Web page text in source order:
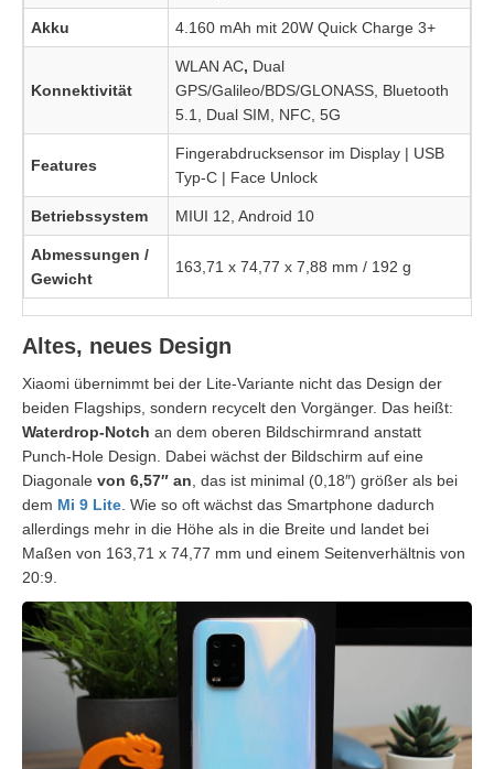
Akku 4.160 mAh mit 20W Quick Charge 3+
Konnektivität
WLAN AC, Dual
GPS/Galileo/BDS/GLONASS, Bluetooth
5.1, Dual SIM, NFC, 5G
Features
Fingerabdrucksensor im Display | USB
Typ-C | Face Unlock
Betriebssystem MIUI 12, Android 10
Abmessungen /
Gewicht
163,71 x 74,77 x 7,88 mm / 192 g
Altes, neues Design
Xiaomi übernimmt bei der Lite-Variante nicht das Design der
beiden Flagships, sondern recycelt den Vorgänger. Das heißt:
Waterdrop-Notch an dem oberen Bildschirmrand anstatt
Punch-Hole Design. Dabei wächst der Bildschirm auf eine
Diagonale von 6,57″ an , das ist minimal (0,18″) größer als bei
dem Mi 9 Lite . Wie so oft wächst das Smartphone dadurch
allerdings mehr in die Höhe als in die Breite und landet bei
Maßen von 163,71 x 74,77 mm und einem Seitenverhältnis von
20:9.